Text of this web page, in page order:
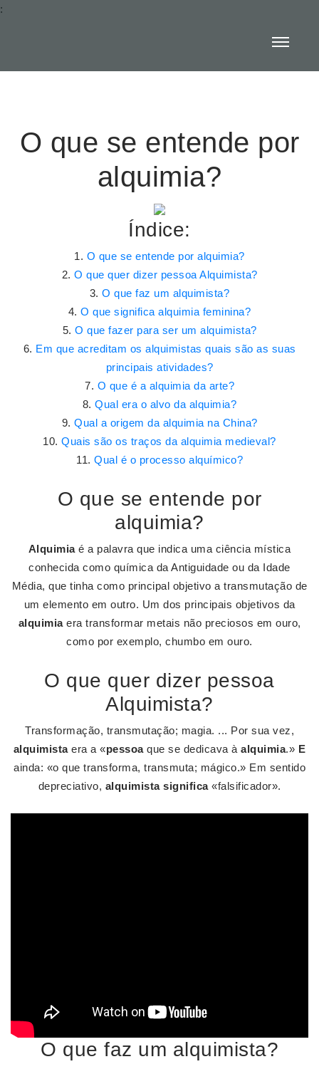
:
O que se entende por
alquimia?
Índice:
O que se entende por alquimia?
O que quer dizer pessoa Alquimista?
O que faz um alquimista?
O que significa alquimia feminina?
O que fazer para ser um alquimista?
Em que acreditam os alquimistas quais são as suas
principais atividades?
O que é a alquimia da arte?
Qual era o alvo da alquimia?
Qual a origem da alquimia na China?
Quais são os traços da alquimia medieval?
Qual é o processo alquímico?
O que se entende por
alquimia?
Alquimiaé a palavra que indica uma ciência mística
conhecida como química da Antiguidade ou da Idade
Média, que tinha como principal objetivo a transmutação de
um elemento em outro. Um dos principais objetivos da
alquimiaera transformar metais não preciosos em ouro,
como por exemplo, chumbo em ouro.
O que quer dizer pessoa
Alquimista?
Transformação, transmutação; magia. ... Por sua vez,
alquimistaera a «pessoaque se dedicava àalquimia.» E
ainda: «o que transforma, transmuta; mágico.» Em sentido
depreciativo, alquimista significa«falsificador».
O que faz um alquimista?